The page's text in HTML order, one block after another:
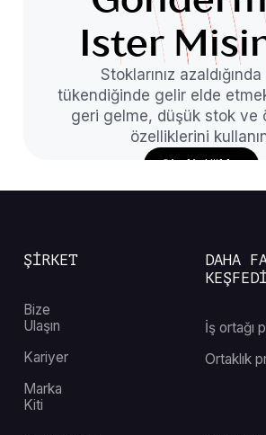
Ister
Stoklarınız
tükendiğinde gelir elde
geri gelme, düşük stok ve
özelliklerini
Şimdi Yükle
ŞİRKET
Bize
Ulaşın
Kariyer
Marka
Kiti
DAHA
İş ortağı
Ortaklık